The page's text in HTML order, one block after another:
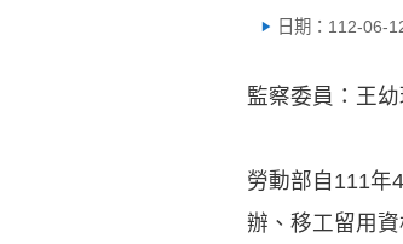
日期：112-06-
監察委員：王
勞動部自111年
辦、移工留用